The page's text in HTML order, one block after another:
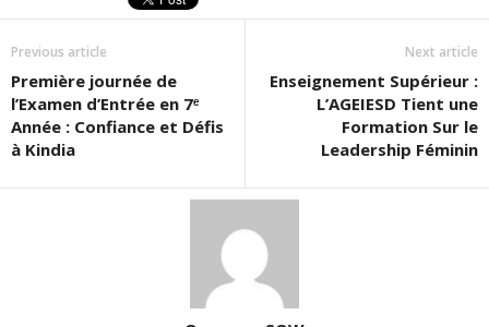
Previous article
Première journée de
l’Examen d’Entrée en 7ᵉ
Année : Confiance et Défis
à Kindia
Next article
Enseignement Supérieur :
L’AGEIESD Tient une
Formation Sur le
Leadership Féminin